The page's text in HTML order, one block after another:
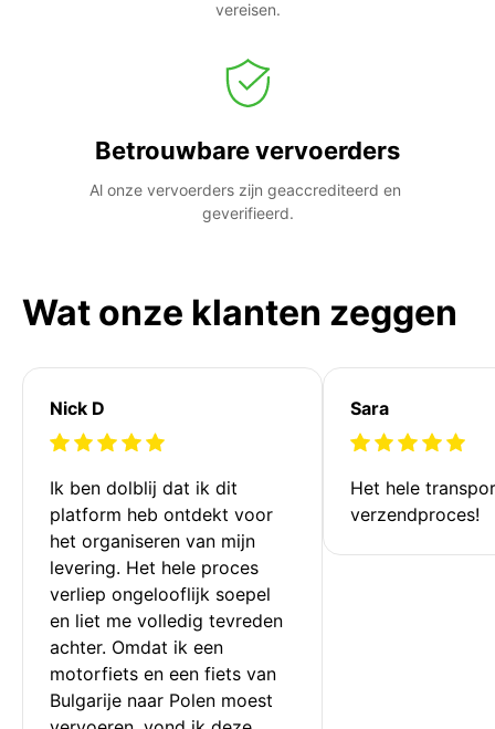
vereisen.
Betrouwbare vervoerders
Al onze vervoerders zijn geaccrediteerd en
geverifieerd.
Wat onze klanten zeggen
Nick D
Ik ben dolblij dat ik dit
platform heb ontdekt voor
het organiseren van mijn
levering. Het hele proces
verliep ongelooflijk soepel
en liet me volledig tevreden
achter. Omdat ik een
motorfiets en een fiets van
Bulgarije naar Polen moest
Sara
Het hele
verzendproces!